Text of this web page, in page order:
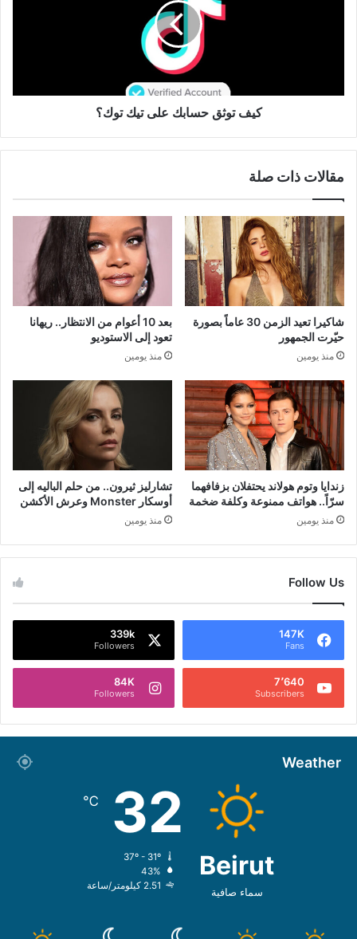
كيف توثق حسابك على تيك توك؟
مقالات ذات صلة
شاكيرا تعيد الزمن 30 عاماً بصورة
حيّرت الجمهور
منذ يومين
بعد 10 أعوام من الانتظار.. ريهانا
تعود إلى الاستوديو
منذ يومين
زندايا وتوم هولاند يحتفلان بزفافهما
سرّاً.. هواتف ممنوعة وكلفة ضخمة
منذ يومين
تشارليز ثيرون.. من حلم الباليه إلى
أوسكار Monster وعرش الأكشن
منذ يومين
Follow Us
147K
Fans
339k
Followers
7٬640
Subscribers
84K
Followers
Weather
Beirut
سماء صافية
32
℃
43%
2.51 كيلومتر/ساعة